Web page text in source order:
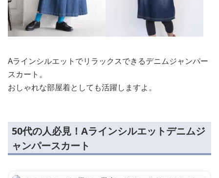
Aラインシルエットでリラックスできるデニムジャンパー
スカート。
おしゃれな部屋着としても活躍しますよ。
50代の人必見！Aラインシルエットデニムジ
ャンパースカート